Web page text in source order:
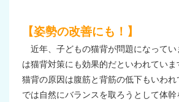
【姿勢の改善にも！】
近年、子どもの猫背が問題になってい
は猫背対策にも効果的だといわれていま
猫背の原因は腹筋と背筋の低下もいわれ
では自然にバランスを取ろうとして体